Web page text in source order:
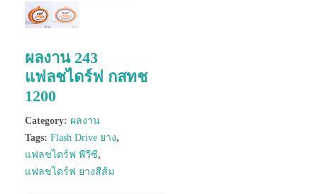
ผลงาน 243
แฟลชไดร์ฟ กสทช
1200
Category: ผลงาน
Tags: Flash Drive ยาง,
แฟลชไดร์ฟ พีวีซี,
แฟลชไดร์ฟ ยางสีส้ม